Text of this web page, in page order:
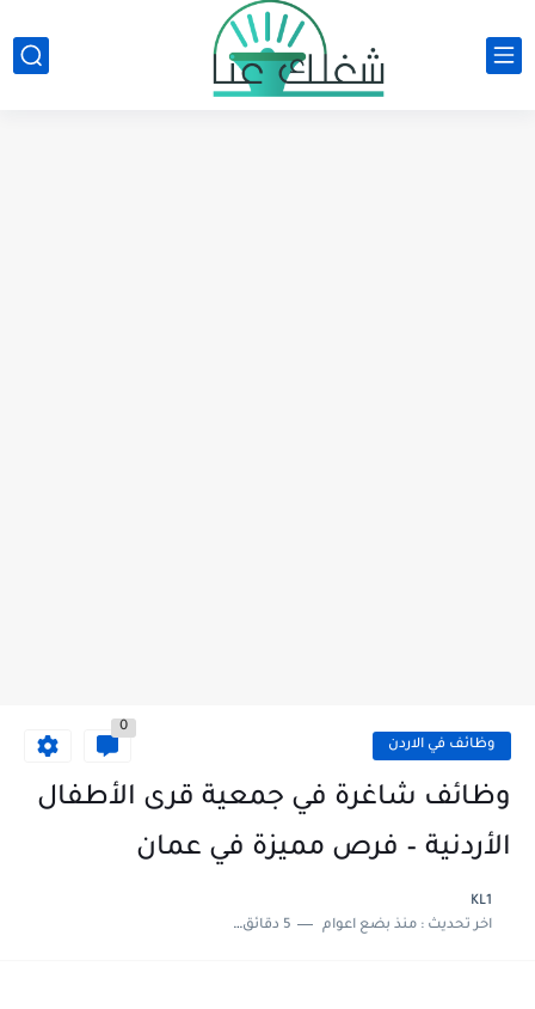
وظائف في الاردن
0
وظائف شاغرة في جمعية قرى الأطفال
الأردنية – فرص مميزة في عمان
KL1
اخر تحديث :منذ بضع اعوام 5 دقائق للقراءة